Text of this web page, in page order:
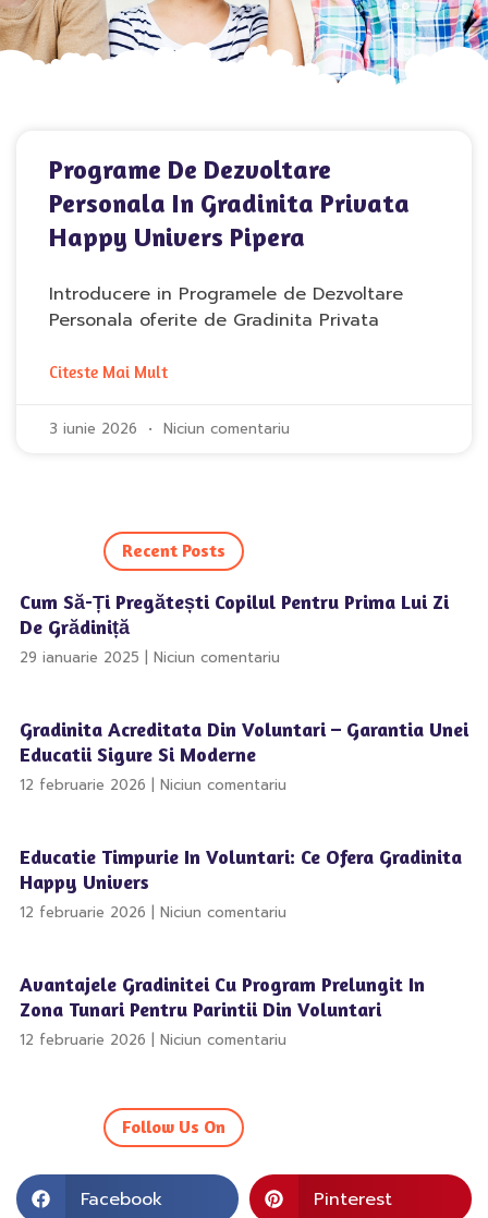
Programe De Dezvoltare
Personala In Gradinita Privata
Happy Univers Pipera
Introducere in Programele de Dezvoltare
Personala oferite de Gradinita Privata
Citeste Mai Mult
3 iunie 2026 Niciun comentariu
Recent Posts
Cum Să-Ți Pregătești Copilul Pentru Prima Lui Zi
De Grădiniță
29 ianuarie 2025 Niciun comentariu
Gradinita Acreditata Din Voluntari – Garantia Unei
Educatii Sigure Si Moderne
12 februarie 2026 Niciun comentariu
Educatie Timpurie In Voluntari: Ce Ofera Gradinita
Happy Univers
12 februarie 2026 Niciun comentariu
Avantajele Gradinitei Cu Program Prelungit In
Zona Tunari Pentru Parintii Din Voluntari
12 februarie 2026 Niciun comentariu
Follow Us On
Facebook Pinterest